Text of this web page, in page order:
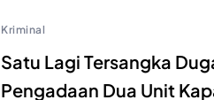
Kriminal
Satu Lagi Tersangka
Pengadaan Dua Unit